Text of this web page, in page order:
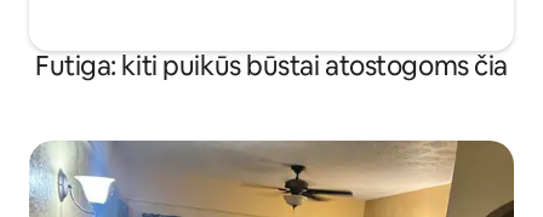
Futiga: kiti puikūs būstai atostogoms čia